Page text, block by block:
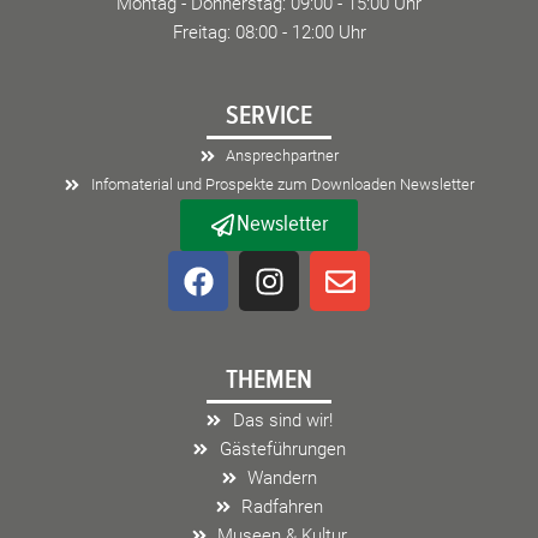
Freitag: 08:00 - 12:00 Uhr
SERVICE
Ansprechpartner
Infomaterial und Prospekte zum Downloaden Newsletter
Newsletter
F
a
o
o
I
n
a
g
r
a
m
E
n
p
THEMEN
Das sind wir!
Gästeführungen
Wandern
Radfahren